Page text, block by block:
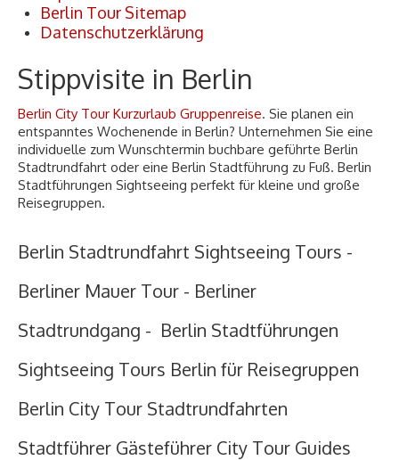
Berlin Tour Sitemap
Datenschutzerklärung
Stippvisite in Berlin
Berlin City Tour Kurzurlaub Gruppenreise. Sie planen ein
entspanntes Wochenende in Berlin? Unternehmen Sie eine
individuelle zum Wunschtermin buchbare geführte Berlin
Stadtrundfahrt oder eine Berlin Stadtführung zu Fuß. Berlin
Stadtführungen Sightseeing perfekt für kleine und große
Reisegruppen.
Berlin Stadtrundfahrt Sightseeing Tours -
Berliner Mauer Tour - Berliner
Stadtrundgang - Berlin Stadtführungen
Sightseeing Tours Berlin für Reisegruppen
Berlin City Tour Stadtrundfahrten
Stadtführer Gästeführer City Tour Guides